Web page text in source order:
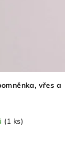
vřes a
(1 ks)